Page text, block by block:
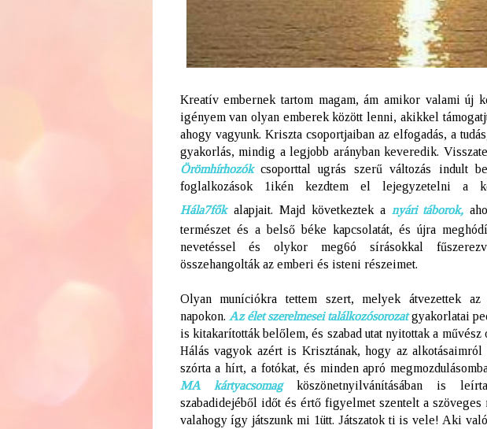
Kreatív embernek tartom magam, ám amikor valami új
igényem van olyan emberek között lenni, akikkel
ahogy vagyunk. Kriszta csoportjaiban az elfogadás, a
gyakorlás, mindig a legjobb arányban keveredik.
Örömhírhozók csoporttal ugrás szerű változás indult
foglalkozások 1ikén kezdtem el lejegyzetelni a
Hála7fők alapjait. Majd következtek a nyári táborok,
természet és a belső béke kapcsolatát, és újra
nevetéssel és olykor meg6ó sírásokkal
összehangolták az emberi és isteni részeimet.
Olyan muníciókra tettem szert, melyek átvezettek
napokon. Az élet szerelmesei találkozósorozat gyakorlatai
is kitakarították belőlem, és szabad utat nyitottak a művész
Hálás vagyok azért is Krisztának, hogy az
szórta a hírt, a fotókat, és minden apró
MA kártyacsomag köszönetnyilvánításában is
szabadidejéből időt és értő figyelmet szentelt a szöveges
valahogy így játszunk mi 1ütt. Játszatok ti is vele! Aki